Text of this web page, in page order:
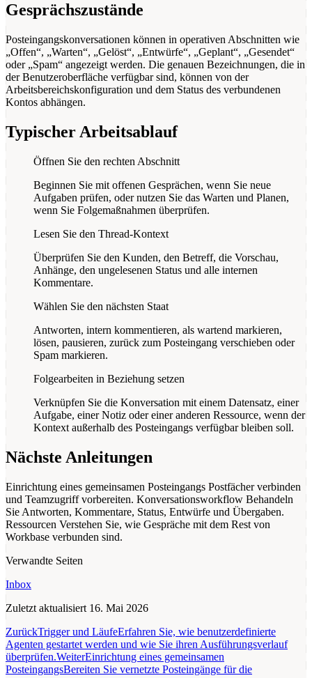
Gesprächszustände
Posteingangskonversationen können in operativen Abschnitten wie
„Offen“, „Warten“, „Gelöst“, „Entwürfe“, „Geplant“, „Gesendet“
oder „Spam“ angezeigt werden. Die genauen Bezeichnungen, die in
der Benutzeroberfläche verfügbar sind, können von der
Arbeitsbereichskonfiguration und dem Status des verbundenen
Kontos abhängen.
Typischer Arbeitsablauf
Öffnen Sie den rechten Abschnitt
Beginnen Sie mit offenen Gesprächen, wenn Sie neue
Aufgaben prüfen, oder nutzen Sie das Warten und Planen,
wenn Sie Folgemaßnahmen überprüfen.
Lesen Sie den Thread-Kontext
Überprüfen Sie den Kunden, den Betreff, die Vorschau,
Anhänge, den ungelesenen Status und alle internen
Kommentare.
Wählen Sie den nächsten Staat
Antworten, intern kommentieren, als wartend markieren,
lösen, pausieren, zurück zum Posteingang verschieben oder
Spam markieren.
Folgearbeiten in Beziehung setzen
Verknüpfen Sie die Konversation mit einem Datensatz, einer
Aufgabe, einer Notiz oder einer anderen Ressource, wenn der
Kontext außerhalb des Posteingangs verfügbar bleiben soll.
Nächste Anleitungen
Einrichtung eines gemeinsamen Posteingangs Postfächer verbinden
und Teamzugriff vorbereiten. Konversationsworkflow Behandeln
Sie Antworten, Kommentare, Status, Entwürfe und Übergaben.
Ressourcen Verstehen Sie, wie Gespräche mit dem Rest von
Workbase verbunden sind.
Verwandte Seiten
Inbox
Zuletzt aktualisiert 16. Mai 2026
ZurückTrigger und LäufeErfahren Sie, wie benutzerdefinierte
Agenten gestartet werden und wie Sie ihren Ausführungsverlauf
überprüfen.WeiterEinrichtung eines gemeinsamen
PosteingangsBereiten Sie vernetzte Posteingänge für die